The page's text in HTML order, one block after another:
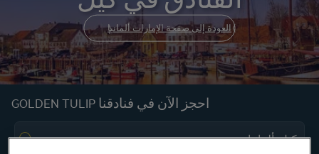
العودة إلى صفحة الإمارات ألمانيا
احجز الآن في فنادقنا GOLDEN TULIP